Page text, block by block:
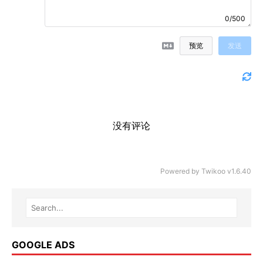
0/500
预览 发送
没有评论
Powered by Twikoo v1.6.40
GOOGLE ADS